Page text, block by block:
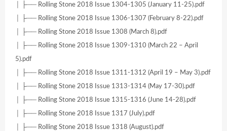
│ ├── Rolling Stone 2018 Issue 1304-1305 (January 11-25).pdf
│ ├── Rolling Stone 2018 Issue 1306-1307 (February 8-22).pdf
│ ├── Rolling Stone 2018 Issue 1308 (March 8).pdf
│ ├── Rolling Stone 2018 Issue 1309-1310 (March 22 – April
5).pdf
│ ├── Rolling Stone 2018 Issue 1311-1312 (April 19 – May 3).pdf
│ ├── Rolling Stone 2018 Issue 1313-1314 (May 17-30).pdf
│ ├── Rolling Stone 2018 Issue 1315-1316 (June 14-28).pdf
│ ├── Rolling Stone 2018 Issue 1317 (July).pdf
│ ├── Rolling Stone 2018 Issue 1318 (August).pdf